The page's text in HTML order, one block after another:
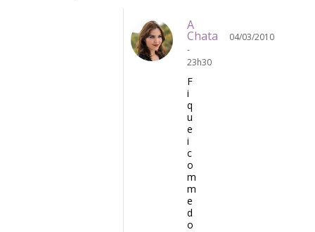
A
Chata
04/03/2010
-
23h30
F
i
q
u
e
i
c
o
m
m
e
d
o